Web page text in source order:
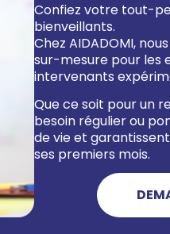
Confiez votre tout-
bienveillants.
Chez AIDADOMI,
sur-mesure pour les
intervenants
Que ce soit pour un
besoin régulier ou
de vie et
ses premiers mois.